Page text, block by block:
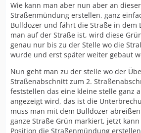
Wie kann man aber nun aber an
Straßenmündung erstellen, ganz
Bulldozer und fährt die Straße in dem
man auf der Straße ist, wird diese
genau nur bis zu der Stelle wo die
wurde und erst später weiter gebaut
Nun geht man zu der stelle wo der
Straßenabschnitt zum 2.
feststellen das eine kleine stelle ganz
angezeigt wird, das ist die
muss man mit dem Bulldozer
ganze Straße Grün markiert, jetzt
Position die Straßenmündung